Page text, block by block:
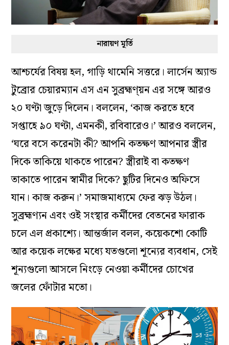
নারায়ণ মূর্তি
আশ্চর্যের বিষয় হল, গাড়ি থামেনি সত্তরে। লার্সেন অ্যান্ড
টুব্রোর চেয়ারম্যান এস এন সুব্রহ্মণ্য়ন এর সঙ্গে আরও
২০ ঘণ্টা জুড়ে দিলেন। বললেন, ‘কাজ করতে হবে
সপ্তাহে ৯০ ঘণ্টা, এমনকী, রবিবারেও।’ আরও বললেন,
‘ঘরে বসে করেনটা কী? আপনি কতক্ষণ আপনার স্ত্রীর
দিকে তাকিয়ে থাকতে পারেন? স্ত্রীরাই বা কতক্ষণ
তাকাতে পারেন স্বামীর দিকে? ছুটির দিনেও অফিসে
যান। কাজ করুন।’ সমাজমাধ্যমে ফের ঝড় উঠল।
সুব্রহ্মণ্যন এবং ওই সংস্থার কর্মীদের বেতনের ফারাক
চলে এল প্রকাশ্যে। আন্তর্জাল বলল, কয়েকশো কোটি
আর কয়েক লক্ষের মধ্যে যতগুলো শূন্যের ব্যবধান, সেই
শূন্যগুলো আসলে নিংড়ে নেওয়া কর্মীদের চোখের
জলের ফোঁটার মতো।